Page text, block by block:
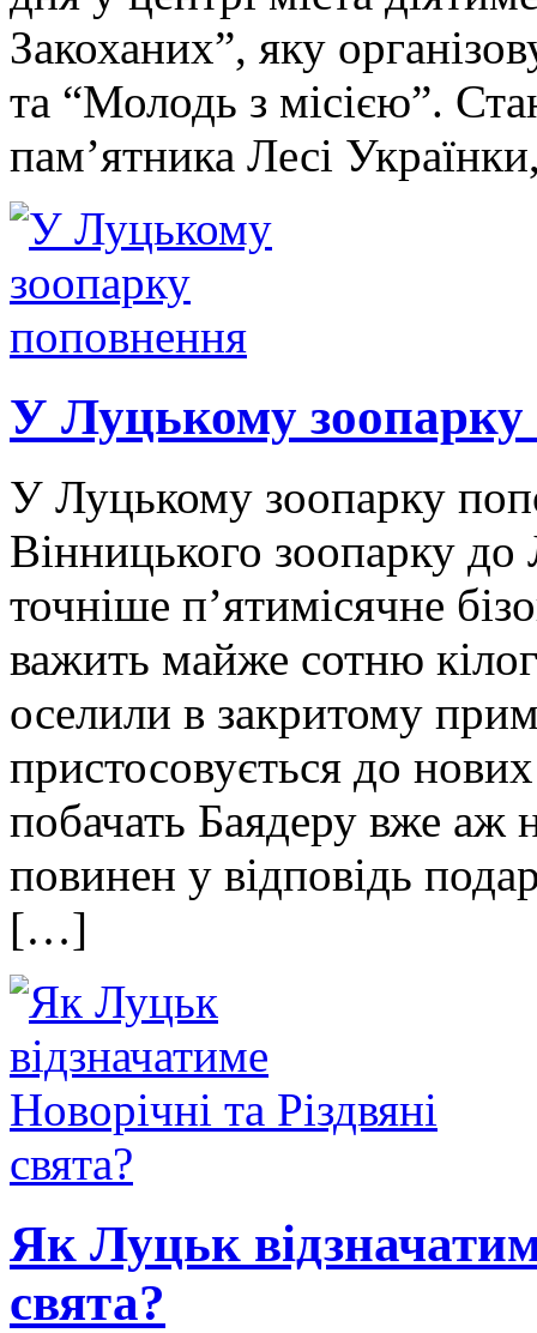
Закоханих”, яку
та “Молодь з місією”.
пам’ятника Лесі
У Луцькому
У Луцькому зоопарку
Вінницького зоопарку до
точніше п’ятимісячне
важить майже сотню
оселили в закритому
пристосовується до
побачать Баядеру вже аж
повинен у відповідь
[…]
Як Луцьк
свята?